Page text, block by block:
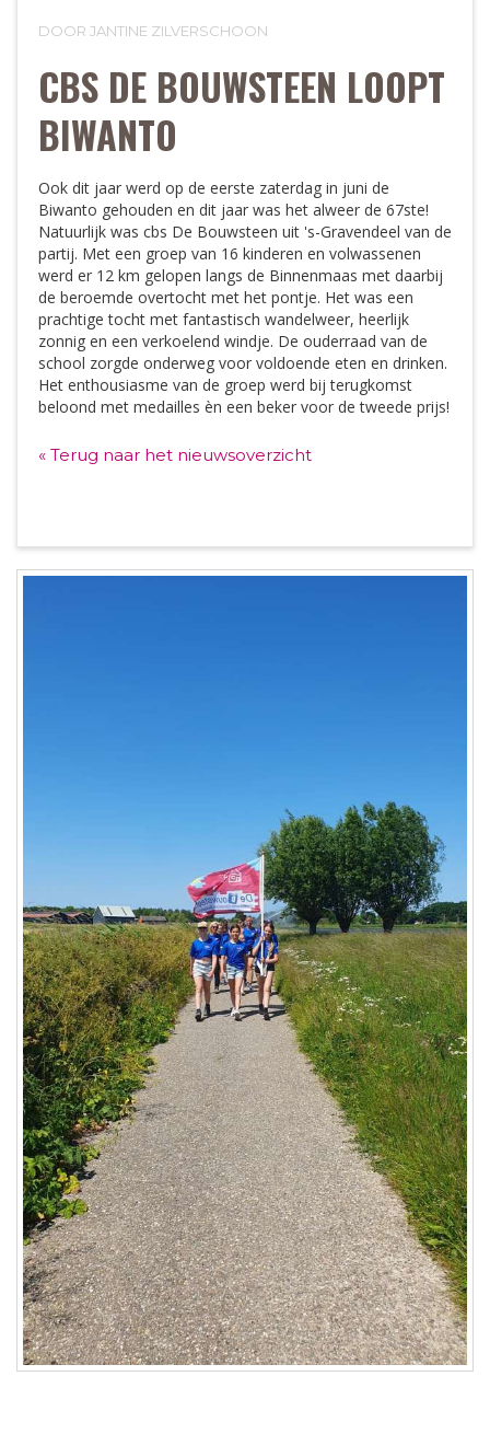
DOOR JANTINE ZILVERSCHOON
CBS DE BOUWSTEEN LOOPT
BIWANTO
Ook dit jaar werd op de eerste zaterdag in juni de
Biwanto gehouden en dit jaar was het alweer de 67ste!
Natuurlijk was cbs De Bouwsteen uit 's-Gravendeel van de
partij. Met een groep van 16 kinderen en volwassenen
werd er 12 km gelopen langs de Binnenmaas met daarbij
de beroemde overtocht met het pontje. Het was een
prachtige tocht met fantastisch wandelweer, heerlijk
zonnig en een verkoelend windje. De ouderraad van de
school zorgde onderweg voor voldoende eten en drinken.
Het enthousiasme van de groep werd bij terugkomst
beloond met medailles èn een beker voor de tweede prijs!
« Terug naar het nieuwsoverzicht